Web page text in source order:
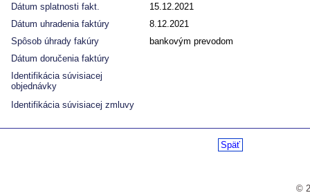
Dátum splatnosti fakt.
15.12.2021
Dátum uhradenia faktúry
8.12.2021
Spôsob úhrady fakúry
bankovým prevodom
Dátum doručenia faktúry
Identifikácia súvisiacej
objednávky
Identifikácia súvisiacej zmluvy
Späť
©